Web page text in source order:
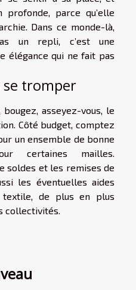
profonde, parce qu’elle
Dans ce monde-là,
un repli, c’est une
élégance qui ne fait pas
se tromper
bougez, asseyez-vous, le
Côté budget, comptez
un ensemble de bonne
certaines mailles.
soldes et les remises de
les éventuelles aides
de plus en plus
collectivités.